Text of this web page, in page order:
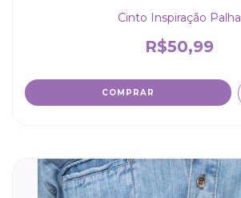
Cinto Inspiração Palha
R$50,99
COMPRAR